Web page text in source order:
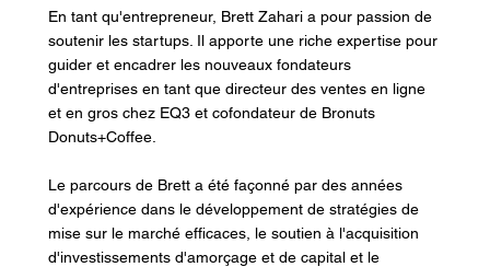
En tant qu'entrepreneur, Brett Zahari a pour passion de
soutenir les startups. Il apporte une riche expertise pour
guider et encadrer les nouveaux fondateurs
d'entreprises en tant que directeur des ventes en ligne
et en gros chez EQ3 et cofondateur de Bronuts
Donuts+Coffee.
Le parcours de Brett a été façonné par des années
d'expérience dans le développement de stratégies de
mise sur le marché efficaces, le soutien à l'acquisition
d'investissements d'amorçage et de capital et le